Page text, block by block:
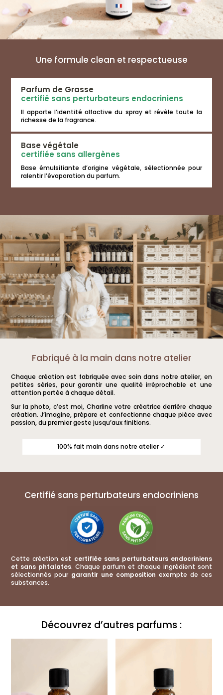
Une formule clean et respectueuse
Parfum de Grasse
certifié sans perturbateurs endocriniens
Il apporte l’identité olfactive du spray et révèle toute la
richesse de la fragrance.
Base végétale
certifiée sans allergènes
Base émulsifiante d’origine végétale, sélectionnée pour
ralentir l’évaporation du parfum.
Fabriqué à la main dans notre atelier
Chaque création est fabriquée avec soin dans notre atelier, en
petites séries, pour garantir une qualité irréprochable et une
attention portée à chaque détail.
Sur la photo, c’est moi, Charline votre créatrice derrière chaque
création. J’imagine, prépare et confectionne chaque pièce avec
passion, du premier geste jusqu’aux finitions.
100% fait main dans notre atelier ✓
Certifié sans perturbateurs endocriniens
Cette création est certifiée sans perturbateurs endocriniens
et sans phtalates. Chaque parfum et chaque ingrédient sont
sélectionnés pour garantir une composition exempte de ces
substances.
Ce qu'ils pensent de cette création :
Huile de diffusion Ambre vanille
Melissa Tandavarayen
Sat Mar 14 2026 15:52:42 GMT+0000 (Coordinated Universal Time)
Huile de diffusion Ambre vanille
Découvrez d’autres parfums :